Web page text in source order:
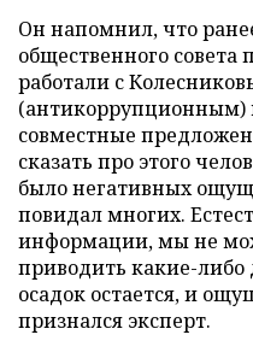
Он напомнил, что
общественного
работали с
совместные
сказать про этого
было негативных
повидал многих.
информации, мы не
приводить какие-либо
осадок остается, и
признался эксперт.